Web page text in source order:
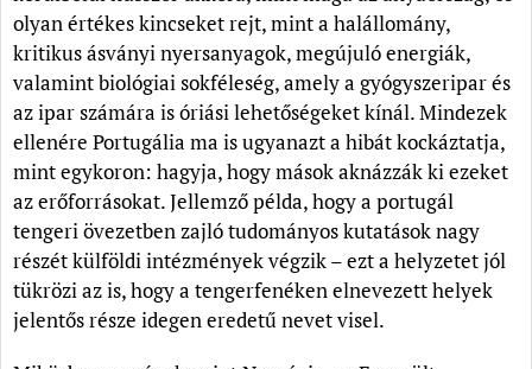
olyan értékes kincseket rejt, mint a halállomány,
kritikus ásványi nyersanyagok, megújuló energiák,
valamint biológiai sokféleség, amely a gyógyszeripar és
az ipar számára is óriási lehetőségeket kínál. Mindezek
ellenére Portugália ma is ugyanazt a hibát kockáztatja,
mint egykoron: hagyja, hogy mások aknázzák ki ezeket
az erőforrásokat. Jellemző példa, hogy a portugál
tengeri övezetben zajló tudományos kutatások nagy
részét külföldi intézmények végzik – ezt a helyzetet jól
tükrözi az is, hogy a tengerfenéken elnevezett helyek
jelentős része idegen eredetű nevet visel.